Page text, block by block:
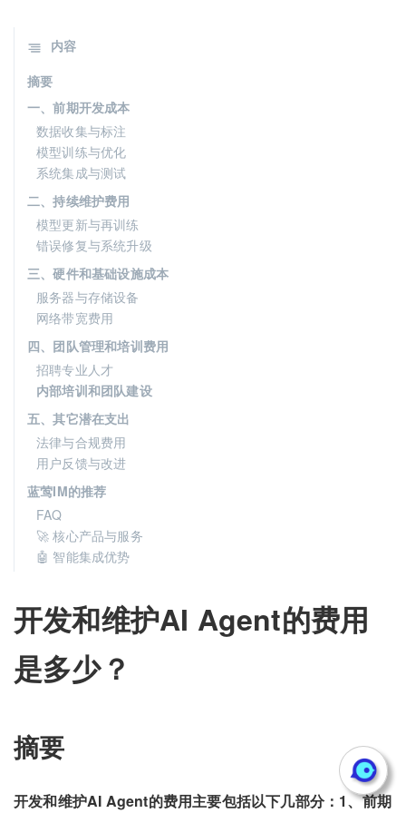
开发和维护AI Agent的费用
是多少？
摘要
开发和维护AI Agent的费用主要包括以下几部分：1、前期
内容
摘要
一、前期开发成本
数据收集与标注
模型训练与优化
系统集成与测试
二、持续维护费用
模型更新与再训练
错误修复与系统升级
三、硬件和基础设施成本
服务器与存储设备
网络带宽费用
四、团队管理和培训费用
招聘专业人才
内部培训和团队建设
五、其它潜在支出
法律与合规费用
用户反馈与改进
蓝莺IM的推荐
FAQ
🚀 核心产品与服务
🤖 智能集成优势